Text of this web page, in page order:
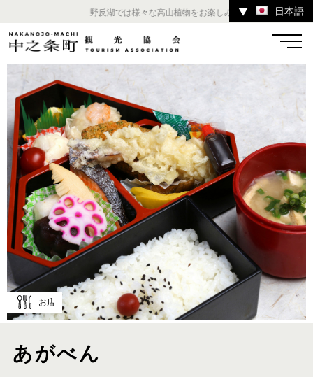
野反湖では様々な高山植物をお楽しみいただけます。 ／ チ
▼ 日本語
温泉 宿 お店 スポット
体験 イベント ツアー
中之条町その他のエリア
お店
あがべん